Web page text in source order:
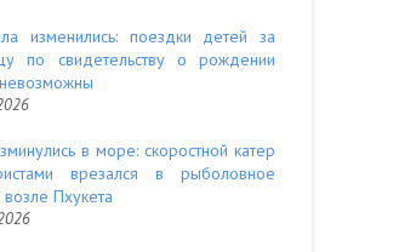
изменились: поездки детей за
по свидетельству о рождении
в море: скоростной катер
врезался в рыболовное
Пхукета